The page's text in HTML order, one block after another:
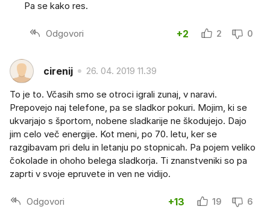
Pa se kako res.
Odgovori +2 2 0
cirenij 26. 04. 2019 11.39
To je to. Včasih smo se otroci igrali zunaj, v naravi.
Prepovejo naj telefone, pa se sladkor pokuri. Mojim, ki se
ukvarjajo s športom, nobene sladkarije ne škodujejo. Dajo
jim celo več energije. Kot meni, po 70. letu, ker se
razgibavam pri delu in letanju po stopnicah. Pa pojem veliko
čokolade in ohoho belega sladkorja. Ti znanstveniki so pa
zaprti v svoje epruvete in ven ne vidijo.
Odgovori +13 19 6